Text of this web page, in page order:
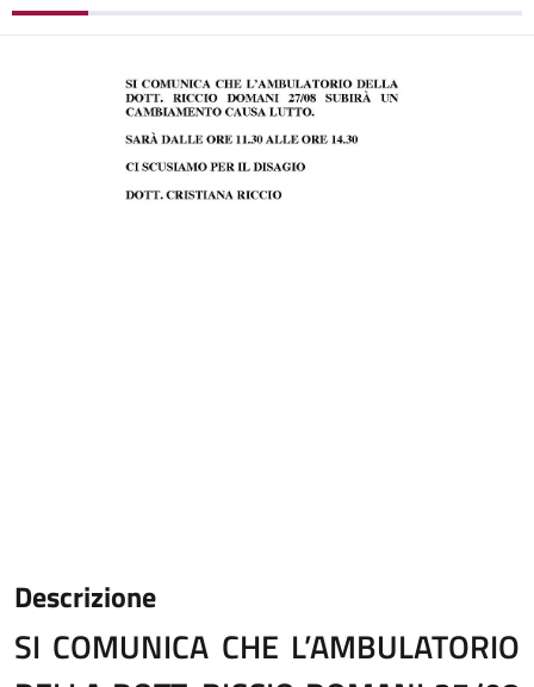
Descrizione
SI COMUNICA CHE L’AMBULATORIO